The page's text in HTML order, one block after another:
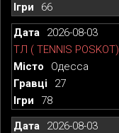
66
2026-08-03
ТЛ ( TENNIS POSKOT)
Одесса
27
78
2026-08-03